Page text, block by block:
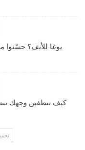
يوغا للأنف؟ حسّنوا
كيف تنظفين وجهك